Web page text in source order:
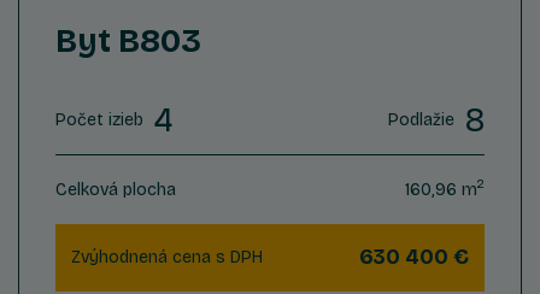
Byt B803
Počet izieb 4 Podlažie 8
Celková plocha 160,96 m2
Zvýhodnená cena s DPH 630 400 €